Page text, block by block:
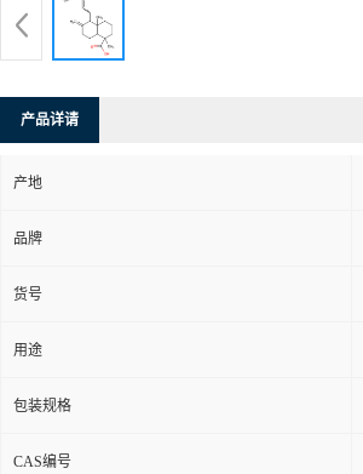
产品详请
产地
品牌
货号
用途
包装规格
CAS编号